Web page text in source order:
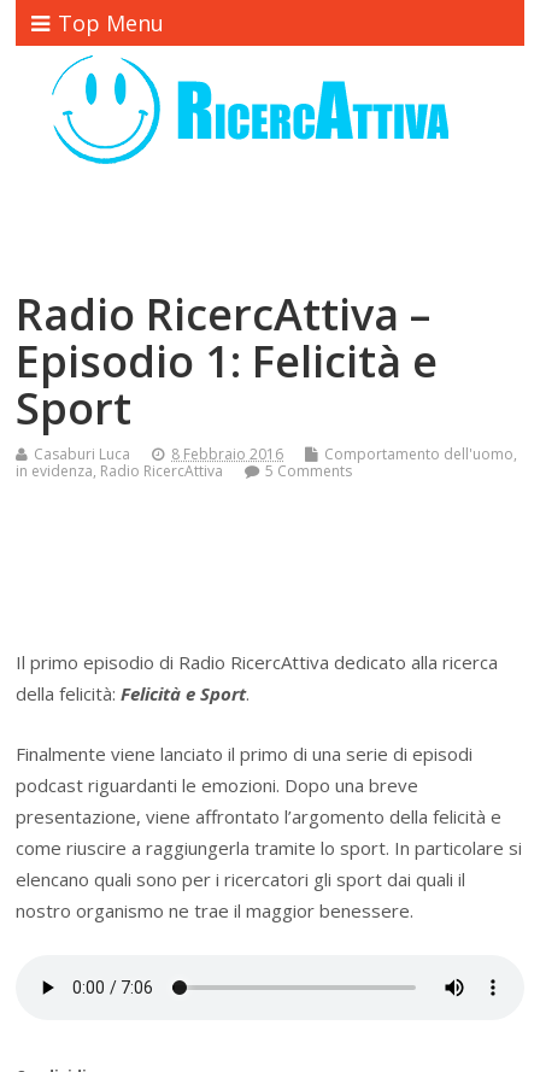
Top Menu
Radio RicercAttiva –
Episodio 1: Felicità e
Sport
Casaburi Luca 8 Febbraio 2016 Comportamento dell'uomo,
in evidenza, Radio RicercAttiva 5 Comments
Il primo episodio di Radio RicercAttiva dedicato alla ricerca
della felicità:Felicità e Sport.
Finalmente viene lanciato il primo di una serie di episodi
podcast riguardanti le emozioni. Dopo una breve
presentazione, viene affrontato l’argomento della felicità e
come riuscire a raggiungerla tramite lo sport. In particolare si
elencano quali sono per i ricercatori gli sport dai quali il
nostro organismo ne trae il maggior benessere.